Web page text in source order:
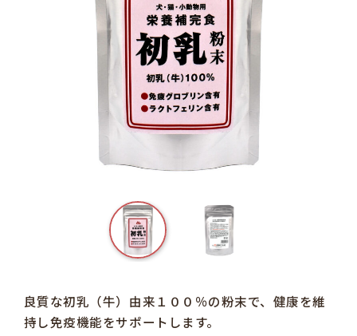
良質な初乳（牛）由来１００％の粉末で、健康を維
持し免疫機能をサポートします。